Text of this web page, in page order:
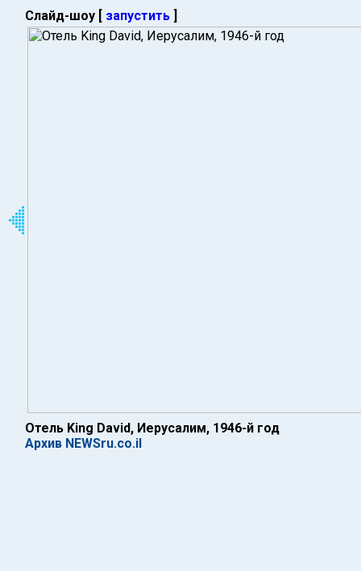
Слайд-шоу [ запустить ]
Отель King David, Иерусалим, 1946-й год
Архив NEWSru.co.il